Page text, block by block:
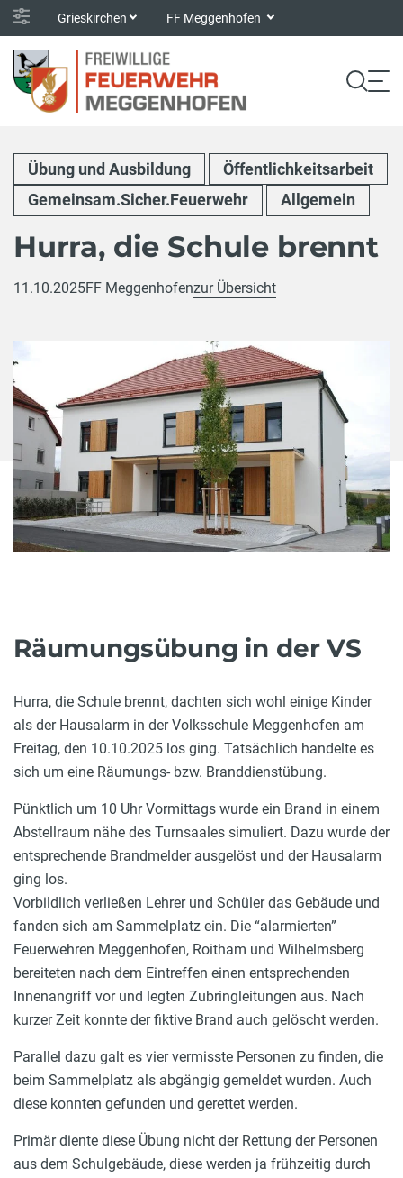
Grieskirchen FF Meggenhofen
Übung und Ausbildung
Öffentlichkeitsarbeit
Gemeinsam.Sicher.Feuerwehr
Allgemein
Hurra, die Schule brennt
11.10.2025FF Meggenhofenzur Übersicht
Räumungsübung in der VS
Hurra, die Schule brennt, dachten sich wohl einige Kinder
als der Hausalarm in der Volksschule Meggenhofen am
Freitag, den 10.10.2025 los ging. Tatsächlich handelte es
sich um eine Räumungs- bzw. Branddienstübung.
Pünktlich um 10 Uhr Vormittags wurde ein Brand in einem
Abstellraum nähe des Turnsaales simuliert. Dazu wurde der
entsprechende Brandmelder ausgelöst und der Hausalarm
ging los.
Vorbildlich verließen Lehrer und Schüler das Gebäude und
fanden sich am Sammelplatz ein. Die “alarmierten”
Feuerwehren Meggenhofen, Roitham und Wilhelmsberg
bereiteten nach dem Eintreffen einen entsprechenden
Innenangriff vor und legten Zubringleitungen aus. Nach
kurzer Zeit konnte der fiktive Brand auch gelöscht werden.
Parallel dazu galt es vier vermisste Personen zu finden, die
beim Sammelplatz als abgängig gemeldet wurden. Auch
diese konnten gefunden und gerettet werden.
Primär diente diese Übung nicht der Rettung der Personen
aus dem Schulgebäude, diese werden ja frühzeitig durch